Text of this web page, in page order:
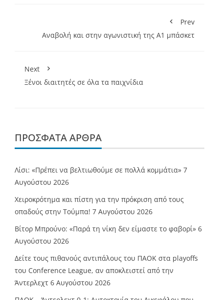
Prev
Αναβολή και στην αγωνιστική της Α1 μπάσκετ
Next
Ξένοι διαιτητές σε όλα τα παιχνίδια
ΠΡΌΣΦΑΤΑ ΆΡΘΡΑ
Λίσι: «Πρέπει να βελτιωθούμε σε πολλά κομμάτια» 7
Αυγούστου 2026
Χειροκρότημα και πίστη για την πρόκριση από τους
οπαδούς στην Τούμπα! 7 Αυγούστου 2026
Βίτορ Μπρούνο: «Παρά τη νίκη δεν είμαστε το φαβορί» 6
Αυγούστου 2026
Δείτε τους πιθανούς αντιπάλους του ΠΑΟΚ στα playoffs
του Conference League, αν αποκλειστεί από την
Άντερλεχτ 6 Αυγούστου 2026